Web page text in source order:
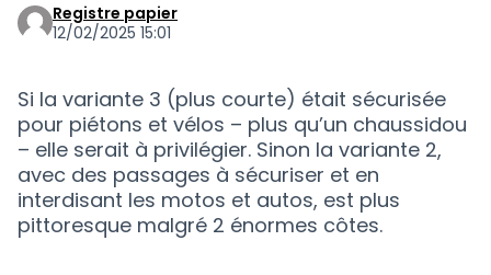
Registre papier
12/02/2025 15:01
Si la variante 3 (plus courte) était sécurisée
pour piétons et vélos – plus qu’un chaussidou
– elle serait à privilégier. Sinon la variante 2,
avec des passages à sécuriser et en
interdisant les motos et autos, est plus
pittoresque malgré 2 énormes côtes.